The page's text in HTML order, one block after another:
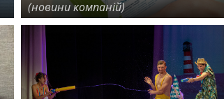
(новини компаній)